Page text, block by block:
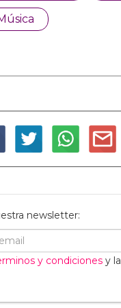
newsletter:
y condiciones y la